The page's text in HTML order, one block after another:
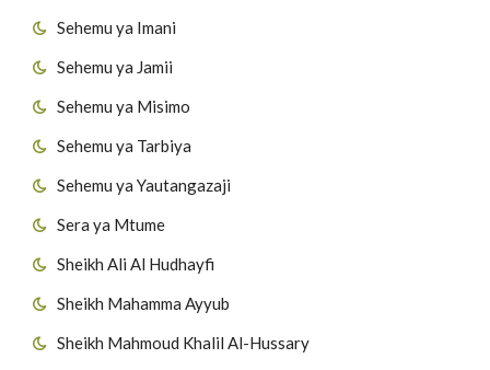
Sehemu ya Imani
Sehemu ya Jamii
Sehemu ya Misimo
Sehemu ya Tarbiya
Sehemu ya Yautangazaji
Sera ya Mtume
Sheikh Ali Al Hudhayfi
Sheikh Mahamma Ayyub
Sheikh Mahmoud Khalil Al-Hussary